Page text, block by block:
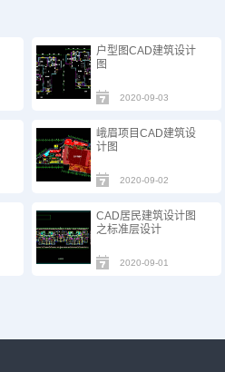
户型图CAD建筑设计
图
2020-09-03
峨眉项目CAD建筑设
计图
2020-09-02
CAD居民建筑设计图
之标准层设计
2020-09-01